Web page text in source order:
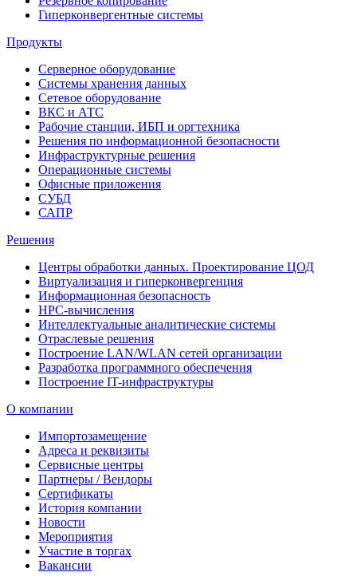
Гиперконвергентные системы
Продукты
Серверное оборудование
Системы хранения данных
Сетевое оборудование
ВКС и АТС
Рабочие станции, ИБП и оргтехника
Решения по информационной безопасности
Инфраструктурные решения
Операционные системы
Офисные приложения
СУБД
САПР
Решения
Центры обработки данных. Проектирование ЦОД
Виртуализация и гиперконвергенция
Информационная безопасность
HPC-вычисления
Интеллектуальные аналитические системы
Отраслевые решения
Построение LAN/WLAN сетей организации
Разработка программного обеспечения
Построение IT-инфраструктуры
О компании
Импортозамещение
Адреса и реквизиты
Сервисные центры
Партнеры / Вендоры
Сертификаты
История компании
Новости
Мероприятия
Участие в торгах
Вакансии